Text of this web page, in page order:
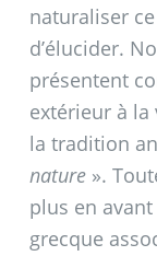
naturaliser
d’élucider.
présentent
extérieur à la
la tradition
nature ».
plus en
grecque